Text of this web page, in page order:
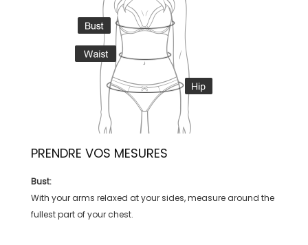
PRENDRE VOS MESURES
Bust:
With your arms relaxed at your sides, measure around the
fullest part of your chest.